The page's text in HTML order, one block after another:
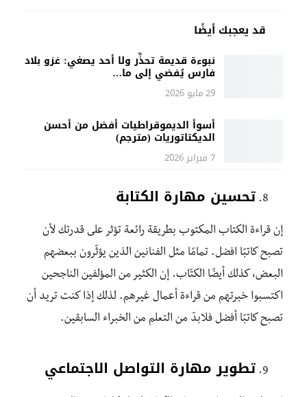
قد يعجبك أيضًا
نبوءة قديمة تحذِّر ولا أحد يصغي: غزو بلاد
فارس يُفضي إلى ما…
29 مايو 2026
أسوأ الديموقراطيات أفضل من أحسن
الديكتاتوريات (مترجم)
7 فبراير 2026
تحسين مهارة الكتابة
إن قراءة الكتاب المكتوب بطريقة رائعة تؤثر على قدرتك لأن
تصبح كاتبًا افضل. تمامًا مثل الفنانين الذين يؤثّرون ببعضهم
البعض، كذلك أيضًا الكتّاب. إن الكثير من المؤلفين الناجحين
اكتسبوا خبرتهم من قراءة أعمال غيرهم. لذلك إذا كنت تريد أن
تصبح كاتبًا أفضل فلابدّ من التعلم من الخبراء السابقين.
تطوير مهارة التواصل الاجتماعي